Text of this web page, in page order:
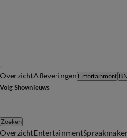
OverzichtAfleveringen Entertainment
Volg Shownieuws
Zoeken
OverzichtEntertainment